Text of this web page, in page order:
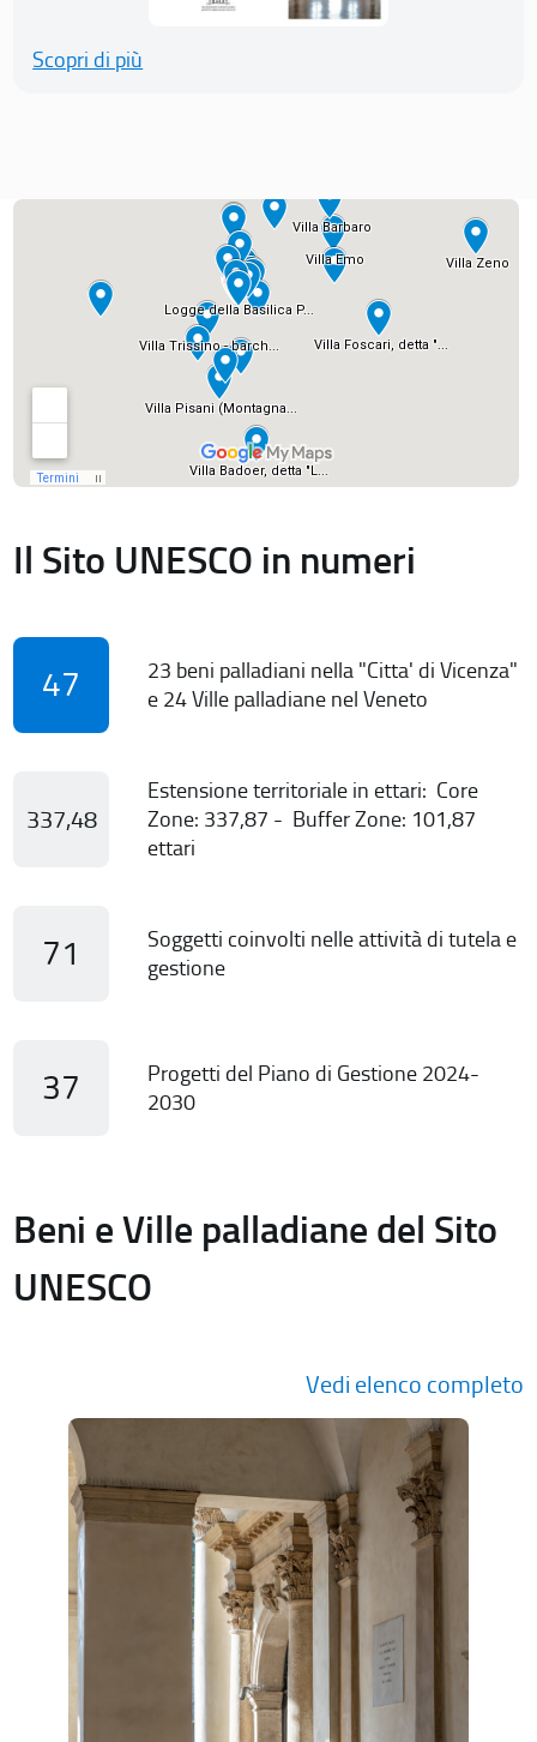
Scopri di più
Il Sito UNESCO in numeri
47
23 beni palladiani nella "Citta' di Vicenza"
e 24 Ville palladiane nel Veneto
337,48
Estensione territoriale in ettari: Core
Zone: 337,87 - Buffer Zone: 101,87
ettari
71
Soggetti coinvolti nelle attività di tutela e
gestione
37
Progetti del Piano di Gestione 2024-
2030
Beni e Ville palladiane del Sito
UNESCO
Vedi elenco completo